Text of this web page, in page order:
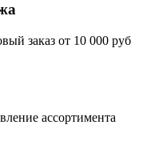
заказ от 10 000 руб
ассортимента